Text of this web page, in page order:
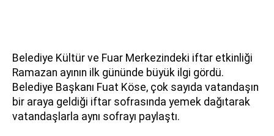
Belediye Kültür ve Fuar Merkezindeki iftar etkinliği
Ramazan ayının ilk gününde büyük ilgi gördü.
Belediye Başkanı Fuat Köse, çok sayıda vatandaşın
bir araya geldiği iftar sofrasında yemek dağıtarak
vatandaşlarla aynı sofrayı paylaştı.